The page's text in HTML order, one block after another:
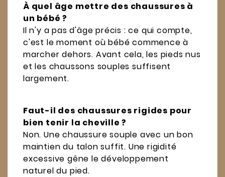
À quel âge mettre des chaussures à
un bébé ?
Il n'y a pas d'âge précis : ce qui compte,
c'est le moment où bébé commence à
marcher dehors. Avant cela, les pieds nus
et les chaussons souples suffisent
largement.
Faut-il des chaussures rigides pour
bien tenir la cheville ?
Non. Une chaussure souple avec un bon
maintien du talon suffit. Une rigidité
excessive gêne le développement
naturel du pied.